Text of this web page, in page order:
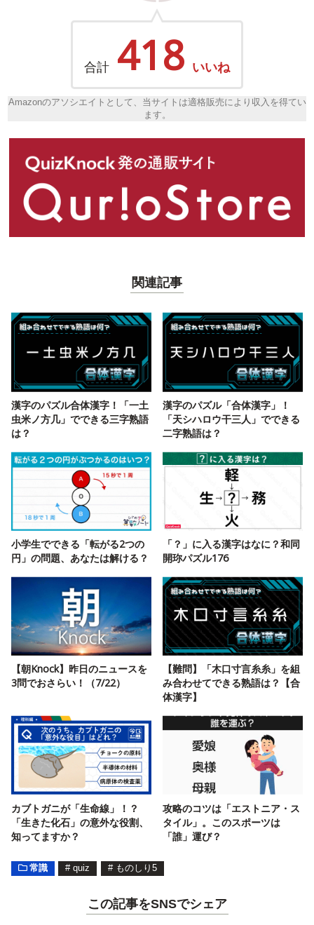
合計 418 いいね
Amazonのアソシエイトとして、当サイトは適格販売により収入を得てい
ます。
関連記事
漢字のパズル合体漢字！「一土
虫米ノ方几」でできる三字熟語
は？
漢字のパズル「合体漢字」！
「天シハロウ干三人」でできる
二字熟語は？
小学生でできる「転がる2つの
円」の問題、あなたは解ける？
「？」に入る漢字はなに？和同
開珎パズル176
【朝Knock】昨日のニュースを
3問でおさらい！（7/22）
【難問】「木口寸言糸糸」を組
み合わせてできる熟語は？【合
体漢字】
カブトガニが「生命線」！？
「生きた化石」の意外な役割、
知ってますか？
攻略のコツは「エストニア・ス
タイル」。このスポーツは
「誰」運び？
常識 # quiz # ものしり5
この記事をSNSでシェア